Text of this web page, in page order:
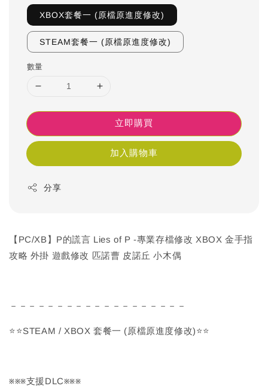
XBOX套餐一 (原檔原進度修改)
STEAM套餐一 (原檔原進度修改)
數量
立即購買
加入購物車
分享
【PC/XB】P的謊言 Lies of P -專業存檔修改 XBOX 金手指
攻略 外掛 遊戲修改 匹諾曹 皮諾丘 小木偶
－－－－－－－－－－－－－－－－－－－
⭐⭐STEAM / XBOX 套餐一 (原檔原進度修改)⭐⭐
※※※支援DLC※※※